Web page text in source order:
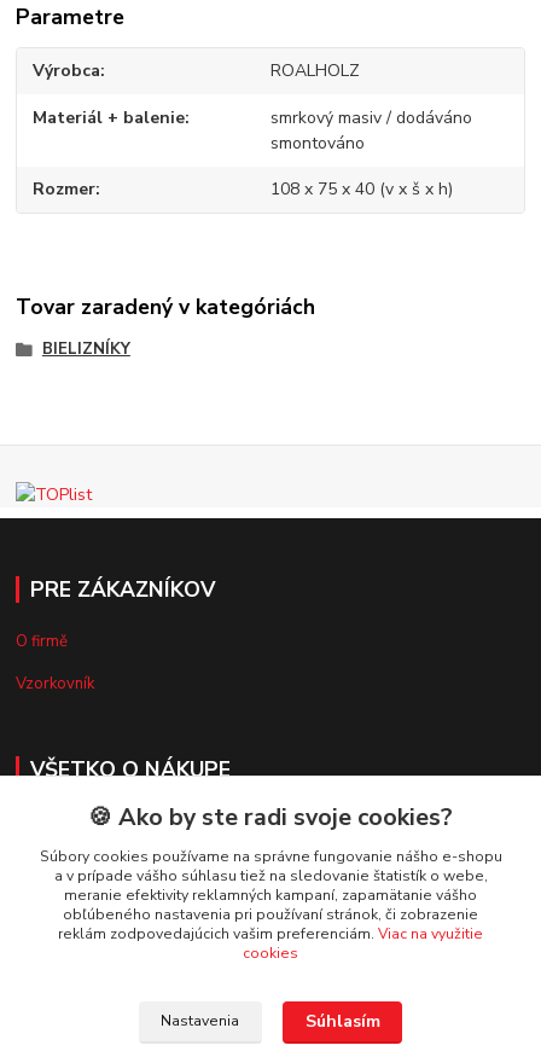
Parametre
Výrobca ROALHOLZ
Materiál + balenie
smrkový masiv / dodáváno
smontováno
Rozmer 108 x 75 x 40 (v x š x h)
Tovar zaradený v kategóriách
BIELIZNÍKY
PRE ZÁKAZNÍKOV
O firmě
Vzorkovník
VŠETKO O NÁKUPE
Doprava a platba
Obchodné podmienky
Reklamačný poriadok
Ochrana osobných údajov
🍪 Ako by ste radi svoje cookies?
Súbory cookies používame na správne fungovanie nášho e-shopu
a v prípade vášho súhlasu tiež na sledovanie štatistík o webe,
meranie efektivity reklamných kampaní, zapamätanie vášho
obľúbeného nastavenia pri používaní stránok, či zobrazenie
reklám zodpovedajúcich vašim preferenciám. Viac na využitie
cookies
Nastavenia Súhlasím